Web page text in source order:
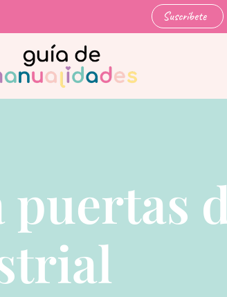
Suscríbete
puertas